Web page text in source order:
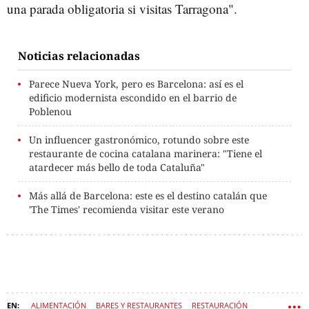
una parada obligatoria si visitas Tarragona".
Noticias relacionadas
Parece Nueva York, pero es Barcelona: así es el
edificio modernista escondido en el barrio de
Poblenou
Un influencer gastronómico, rotundo sobre este
restaurante de cocina catalana marinera: "Tiene el
atardecer más bello de toda Cataluña"
Más allá de Barcelona: este es el destino catalán que
'The Times' recomienda visitar este verano
ALIMENTACIÓN BARES Y RESTAURANTES RESTAURACIÓN